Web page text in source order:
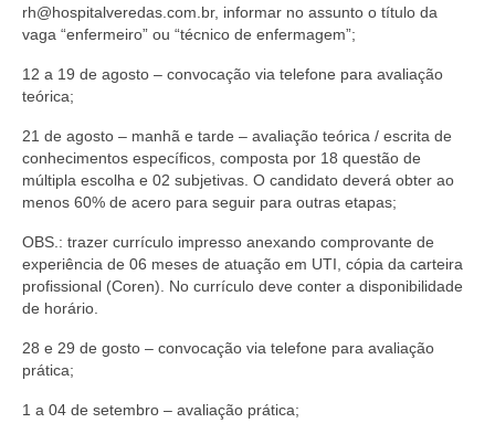
Eleições
Fiscalização
Legislações
Decisões
Portarias
Resoluções
Desagravo Público
rh@hospitalveredas.com.br, informar no assunto o título da
vaga “enfermeiro” ou “técnico de enfermagem”;
12 a 19 de agosto – convocação via telefone para avaliação
teórica;
21 de agosto – manhã e tarde – avaliação teórica / escrita de
conhecimentos específicos, composta por 18 questão de
múltipla escolha e 02 subjetivas. O candidato deverá obter ao
menos 60% de acero para seguir para outras etapas;
OBS.: trazer currículo impresso anexando comprovante de
experiência de 06 meses de atuação em UTI, cópia da carteira
profissional (Coren). No currículo deve conter a disponibilidade
de horário.
28 e 29 de gosto – convocação via telefone para avaliação
prática;
1 a 04 de setembro – avaliação prática;